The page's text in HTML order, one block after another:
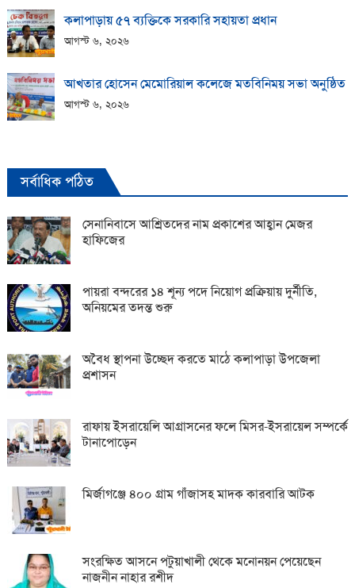
কলাপাড়ায় ​৫৭ ব্যক্তিকে সরকারি সহায়তা প্রধান
আগস্ট ৬, ২০২৬
আখতার হোসেন মেমোরিয়াল কলেজে মতবিনিময় সভা অনুষ্ঠিত
আগস্ট ৬, ২০২৬
সর্বাধিক পঠিত
সেনানিবাসে আশ্রিতদের নাম প্রকাশের আহ্বান মেজর
হাফিজের
পায়রা বন্দরের ১৪ শূন্য পদে নিয়োগ প্রক্রিয়ায় দুর্নীতি,
অনিয়মের তদন্ত শুরু
অবৈধ স্থাপনা উচ্ছেদ করতে মাঠে কলাপাড়া উপজেলা
প্রশাসন
রাফায় ইসরায়েলি আগ্রাসনের ফলে মিসর-ইসরায়েল সম্পর্কে
টানাপোড়েন
মির্জাগঞ্জে ৪০০ গ্রাম গাঁজাসহ মাদক কারবারি আটক
সংরক্ষিত আসনে পটুয়াখালী থেকে মনোনয়ন পেয়েছেন
নাজনীন নাহার রশীদ